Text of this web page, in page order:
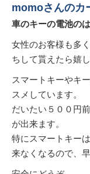
momoさんのカ
車のキーの電池の
女性のお客様も多
ちして貰えたら嬉し
スマートキーやキ
スメしています。
だいたい５００円
が出来ます。
特にスマートキー
来なくなるので、